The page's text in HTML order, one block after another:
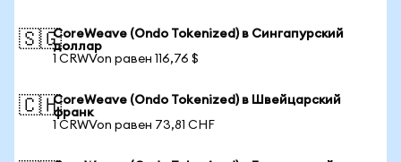
🇸🇬CoreWeave (Ondo Tokenized) в Сингапурский
доллар
1 CRWVon равен 116,76 $
🇨🇭CoreWeave (Ondo Tokenized) в Швейцарский
франк
1 CRWVon равен 73,81 CHF